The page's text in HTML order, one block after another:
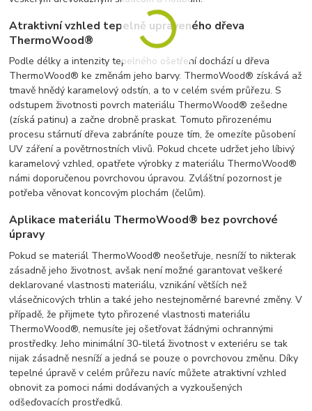
Atraktivní vzhled tepelně upraveného dřeva
ThermoWood®
Podle délky a intenzity tepelného ošetření dochází u dřeva
ThermoWood® ke změnám jeho barvy. ThermoWood® získává až
tmavě hnědý karamelový odstín, a to v celém svém průřezu. S
odstupem životnosti povrch materiálu ThermoWood® zešedne
(získá patinu) a začne drobně praskat. Tomuto přirozenému
procesu stárnutí dřeva zabráníte pouze tím, že omezíte působení
UV záření a povětrnostních vlivů. Pokud chcete udržet jeho líbivý
karamelový vzhled, opatřete výrobky z materiálu ThermoWood®
námi doporučenou povrchovou úpravou. Zvláštní pozornost je
potřeba věnovat koncovým plochám (čelům).
Aplikace materiálu ThermoWood® bez povrchové
úpravy
Pokud se materiál ThermoWood® neošetřuje, nesníží to nikterak
zásadně jeho životnost, avšak není možné garantovat veškeré
deklarované vlastnosti materiálu, vznikání větších než
vlásečnicových trhlin a také jeho nestejnoměrné barevné změny. V
případě, že přijmete tyto přirozené vlastnosti materiálu
ThermoWood®, nemusíte jej ošetřovat žádnými ochrannými
prostředky. Jeho minimální 30-tiletá životnost v exteriéru se tak
nijak zásadně nesníží a jedná se pouze o povrchovou změnu. Díky
tepelné úpravě v celém průřezu navíc můžete atraktivní vzhled
obnovit za pomoci námi dodávaných a vyzkoušených
odšeďovacích prostředků.